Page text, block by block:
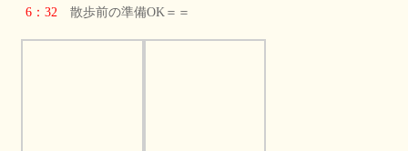
6：32 散歩前の準備OK＝＝